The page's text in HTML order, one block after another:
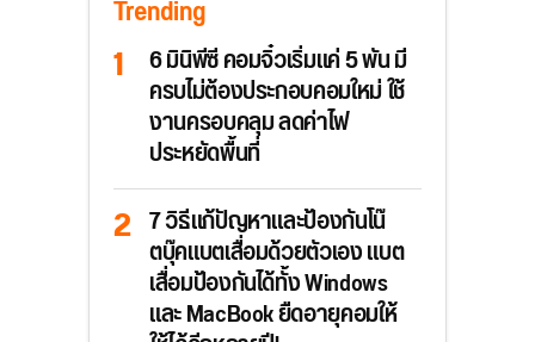
Trending
6 มินิพีซี คอมจิ๋วเริ่มแค่ 5 พัน มี
ครบไม่ต้องประกอบคอมใหม่ ใช้
งานครอบคลุม ลดค่าไฟ
ประหยัดพื้นที่
7 วิธีแก้ปัญหาและป้องกันโน๊
ตบุ๊คแบตเสื่อมด้วยตัวเอง แบต
เสื่อมป้องกันได้ทั้ง Windows
และ MacBook ยืดอายุคอมให้